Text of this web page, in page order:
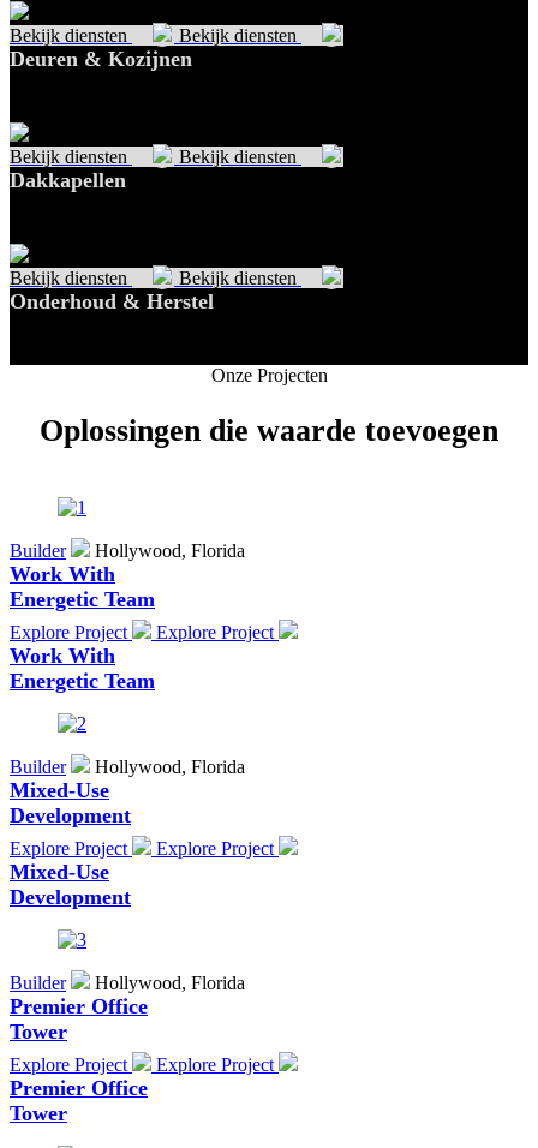
Bekijk diensten Bekijk diensten
Deuren & Kozijnen
Bekijk diensten Bekijk diensten
Dakkapellen
Bekijk diensten Bekijk diensten
Onderhoud & Herstel
Onze Projecten
Oplossingen die waarde toevoegen
Builder Hollywood, Florida
Work With
Energetic Team
Explore Project Explore Project
Work With
Energetic Team
Builder Hollywood, Florida
Mixed-Use
Development
Explore Project Explore Project
Mixed-Use
Development
Builder Hollywood, Florida
Premier Office
Tower
Explore Project Explore Project
Premier Office
Tower